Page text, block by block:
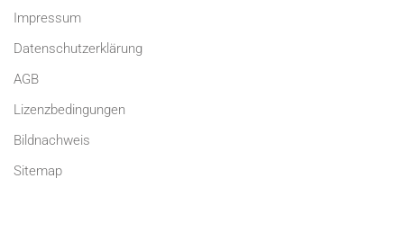
Impressum
Datenschutzerklärung
AGB
Lizenzbedingungen
Bildnachweis
Sitemap